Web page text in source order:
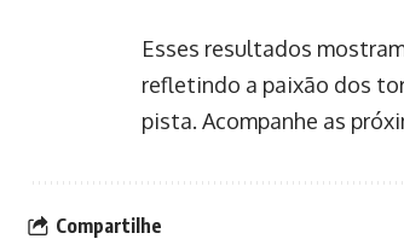
Esses resultados
refletindo a paixão dos
pista. Acompanhe as
Compartilhe